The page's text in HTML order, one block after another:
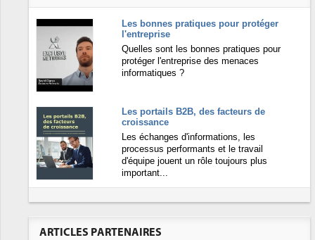
Les bonnes pratiques pour protéger
l'entreprise
Quelles sont les bonnes pratiques pour
protéger l'entreprise des menaces
informatiques ?
Les portails B2B, des facteurs de
croissance
Les échanges d'informations, les
processus performants et le travail
d'équipe jouent un rôle toujours plus
important...
ARTICLES PARTENAIRES